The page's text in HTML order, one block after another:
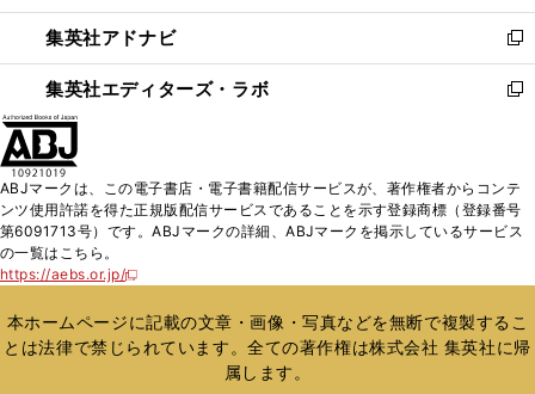
開
く
ウ
で
開
く
ン
ド
ウ
で
ウ
ィ
ン
ド
く
集英社アドナビ
新
し
い
ド
ウ
で
集英社エディターズ・ラボ
新
ィ
ン
ド
開
く
ABJマークは、この電子書店・電子書籍配信サービスが、著作権者からコンテ
ンツ使用許諾を得た正規版配信サービスであることを示す登録商標（登録番号
第6091713号）です。ABJマークの詳細、ABJマークを掲示しているサービス
の一覧はこちら。
https://aebs.or.jp/
新
い
ウ
ィ
本ホームページに記載の文章・画像・写真などを無断で複製するこ
とは法律で禁じられています。全ての著作権は株式会社 集英社に帰
属します。